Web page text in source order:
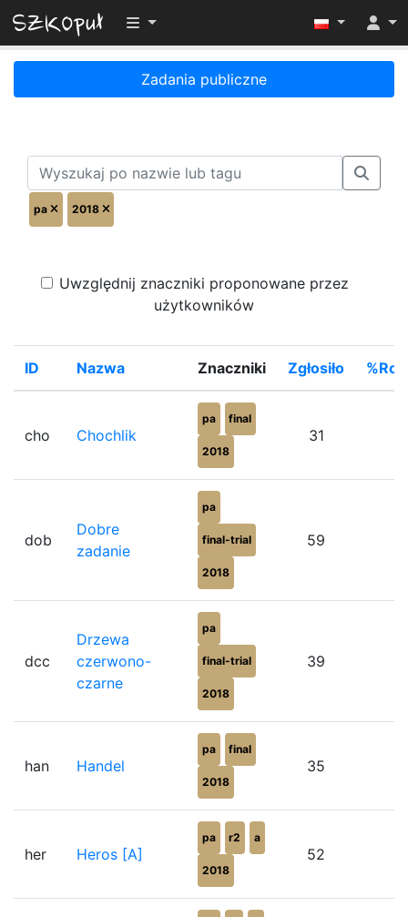
Przełącz widoczność menu
Zadania publiczne
pa 2018
Uwzględnij znaczniki proponowane przez
użytkowników
ID Nazwa Znaczniki Zgłosiło
cho Chochlik
pa final
2018
31
dob
Dobre
zadanie
pa
final-trial
2018
59
dcc
Drzewa
czerwono-
czarne
pa
final-trial
2018
39
han Handel
pa final
2018
35
her Heros [A]
pa r2 a
2018
52